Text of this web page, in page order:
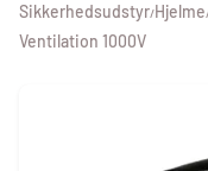
Sikkerhedsudstyr/Hjelme
Ventilation 1000V